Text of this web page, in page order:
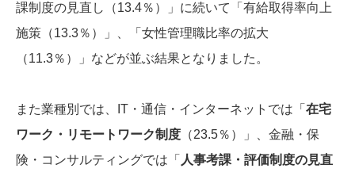
課制度の見直し（13.4％）」に続いて「有給取得率向上
施策（13.3％）」、「女性管理職比率の拡大
（11.3％）」などが並ぶ結果となりました。
また業種別では、IT・通信・インターネットでは「 在宅
ワーク・リモートワーク制度 （23.5％）」、金融・保
険・コンサルティングでは「 人事考課・評価制度の見直